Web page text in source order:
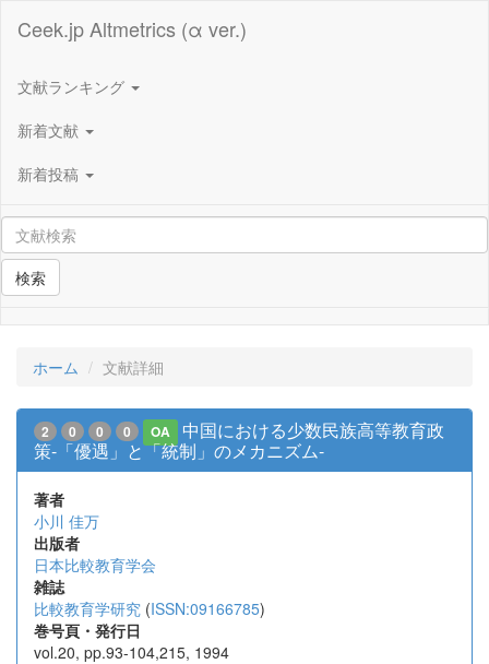
Ceek.jp Altmetrics (α ver.)
文献ランキング
新着文献
新着投稿
検索
ホーム 文献詳細
2 0 0 0 OA
中国における少数民族高等教育政
策-「優遇」と「統制」のメカニズム-
著者
小川 佳万
出版者
日本比較教育学会
雑誌
比較教育学研究 (ISSN:09166785)
巻号頁・発行日
vol.20, pp.93-104,215, 1994